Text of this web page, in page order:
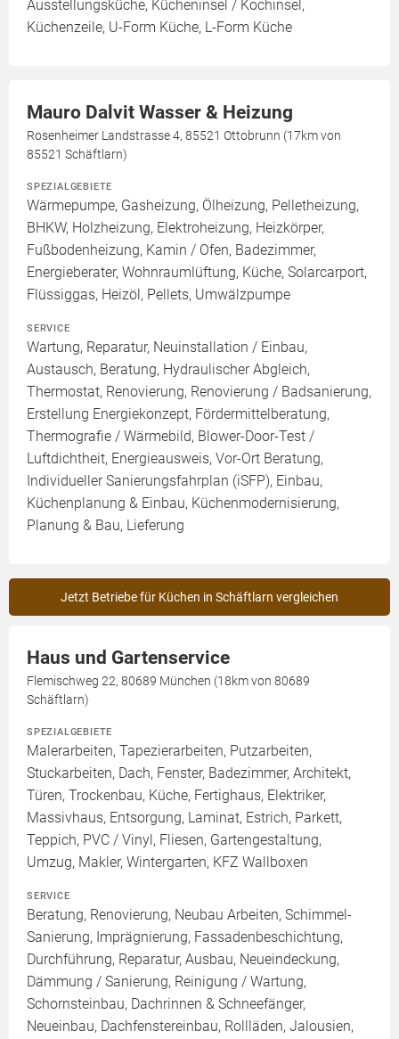
Ausstellungsküche, Kücheninsel / Kochinsel,
Küchenzeile, U-Form Küche, L-Form Küche
Mauro Dalvit Wasser & Heizung
Rosenheimer Landstrasse 4, 85521 Ottobrunn (17km von
85521 Schäftlarn)
SPEZIALGEBIETE
Wärmepumpe, Gasheizung, Ölheizung, Pelletheizung,
BHKW, Holzheizung, Elektroheizung, Heizkörper,
Fußbodenheizung, Kamin / Ofen, Badezimmer,
Energieberater, Wohnraumlüftung, Küche, Solarcarport,
Flüssiggas, Heizöl, Pellets, Umwälzpumpe
SERVICE
Wartung, Reparatur, Neuinstallation / Einbau,
Austausch, Beratung, Hydraulischer Abgleich,
Thermostat, Renovierung, Renovierung / Badsanierung,
Erstellung Energiekonzept, Fördermittelberatung,
Thermografie / Wärmebild, Blower-Door-Test /
Luftdichtheit, Energieausweis, Vor-Ort Beratung,
Individueller Sanierungsfahrplan (iSFP), Einbau,
Küchenplanung & Einbau, Küchenmodernisierung,
Planung & Bau, Lieferung
Jetzt Betriebe für Küchen in Schäftlarn vergleichen
Haus und Gartenservice
Flemischweg 22, 80689 München (18km von 80689
Schäftlarn)
SPEZIALGEBIETE
Malerarbeiten, Tapezierarbeiten, Putzarbeiten,
Stuckarbeiten, Dach, Fenster, Badezimmer, Architekt,
Türen, Trockenbau, Küche, Fertighaus, Elektriker,
Massivhaus, Entsorgung, Laminat, Estrich, Parkett,
Teppich, PVC / Vinyl, Fliesen, Gartengestaltung,
Umzug, Makler, Wintergarten, KFZ Wallboxen
SERVICE
Beratung, Renovierung, Neubau Arbeiten, Schimmel-
Sanierung, Imprägnierung, Fassadenbeschichtung,
Durchführung, Reparatur, Ausbau, Neueindeckung,
Dämmung / Sanierung, Reinigung / Wartung,
Schornsteinbau, Dachrinnen & Schneefänger,
Neueinbau, Dachfenstereinbau, Rollläden, Jalousien,